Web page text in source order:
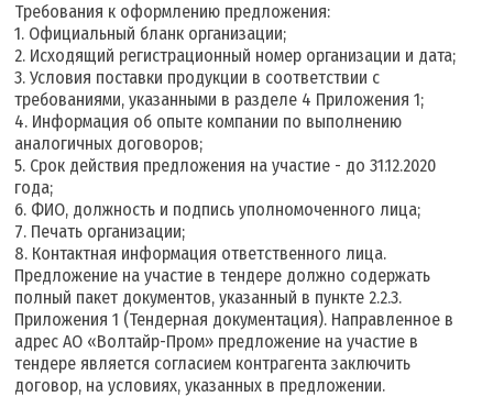
Требования к оформлению предложения:
1. Официальный бланк организации;
2. Исходящий регистрационный номер организации и дата;
3. Условия поставки продукции в соответствии с
требованиями, указанными в разделе 4 Приложения 1;
4. Информация об опыте компании по выполнению
аналогичных договоров;
5. Срок действия предложения на участие - до 31.12.2020
года;
6. ФИО, должность и подпись уполномоченного лица;
7. Печать организации;
8. Контактная информация ответственного лица.
Предложение на участие в тендере должно содержать
полный пакет документов, указанный в пункте 2.2.3.
Приложения 1 (Тендерная документация). Направленное в
адрес АО «Волтайр-Пром» предложение на участие в
тендере является согласием контрагента заключить
договор, на условиях, указанных в предложении.